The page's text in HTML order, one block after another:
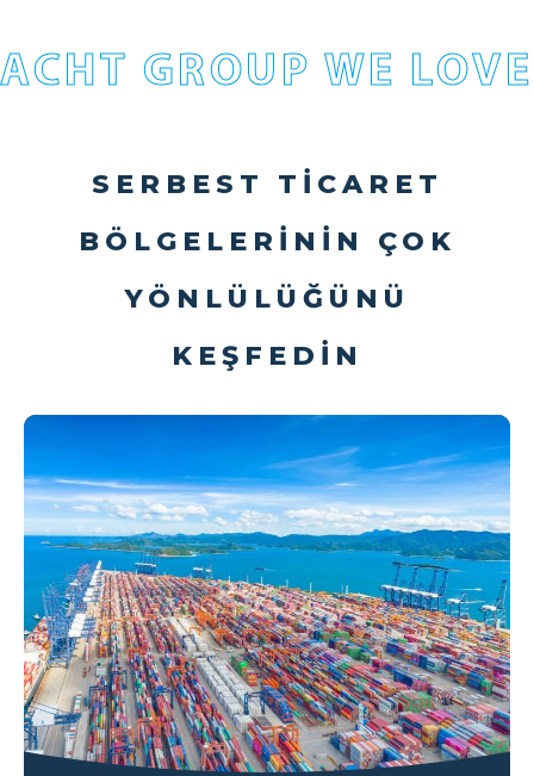
GROUP WE
SERBEST TICARET
BÖLGELERININ ÇOK
YÖNLÜLÜĞÜNÜ
KEŞFEDIN